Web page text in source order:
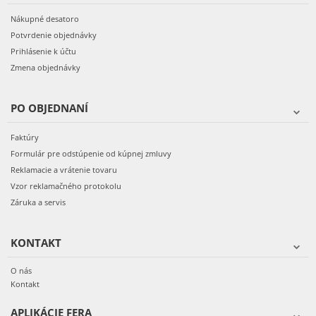
Nákupné desatoro
Potvrdenie objednávky
Prihlásenie k účtu
Zmena objednávky
PO OBJEDNANÍ
Faktúry
Formulár pre odstúpenie od kúpnej zmluvy
Reklamacie a vrátenie tovaru
Vzor reklamačného protokolu
Záruka a servis
KONTAKT
O nás
Kontakt
APLIKÁCIE FERA